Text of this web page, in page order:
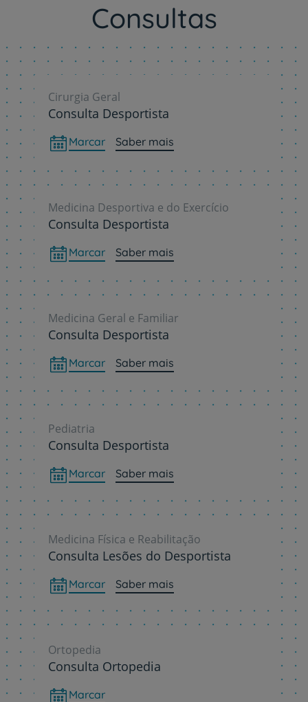
Consultas
Cirurgia Geral
Consulta Desportista
Marcar Saber mais
Medicina Desportiva e do Exercício
Consulta Desportista
Marcar Saber mais
Medicina Geral e Familiar
Consulta Desportista
Marcar Saber mais
Pediatria
Consulta Desportista
Marcar Saber mais
Medicina Física e Reabilitação
Consulta Lesões do Desportista
Marcar Saber mais
Ortopedia
Consulta Ortopedia
Marcar